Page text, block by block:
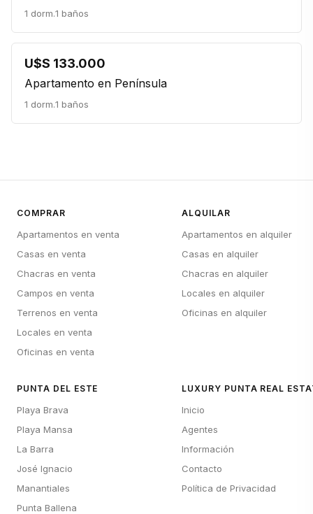
1 dorm.1 baños
U$S 133.000
Apartamento en Península
1 dorm.1 baños
COMPRAR
Apartamentos en venta
Casas en venta
Chacras en venta
Campos en venta
Terrenos en venta
Locales en venta
Oficinas en venta
ALQUILAR
Apartamentos en alquiler
Casas en alquiler
Chacras en alquiler
Locales en alquiler
Oficinas en alquiler
PUNTA DEL ESTE
Playa Brava
Playa Mansa
La Barra
José Ignacio
Manantiales
Punta Ballena
LUXURY PUNTA REAL
Inicio
Agentes
Información
Contacto
Política de Privacidad